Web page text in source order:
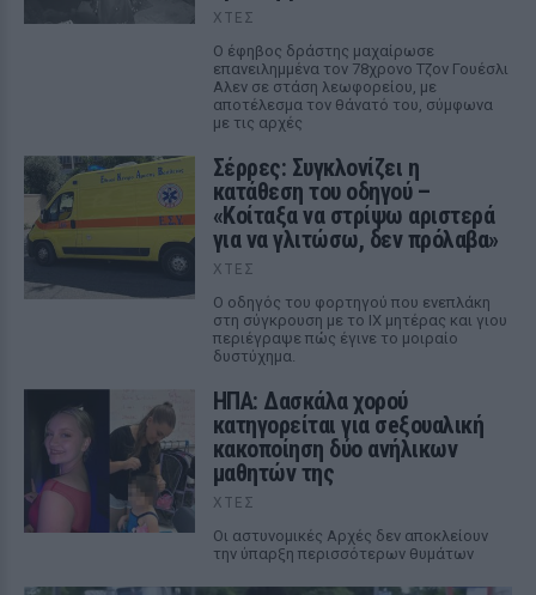
ΧΤΕΣ
Ο έφηβος δράστης μαχαίρωσε
επανειλημμένα τον 78χρονο Τζον Γουέσλι
Αλεν σε στάση λεωφορείου, με
αποτέλεσμα τον θάνατό του, σύμφωνα
με τις αρχές
Σέρρες: Συγκλονίζει η
κατάθεση του οδηγού –
«Κοίταξα να στρίψω αριστερά
για να γλιτώσω, δεν πρόλαβα»
ΧΤΕΣ
Ο οδηγός του φορτηγού που ενεπλάκη
στη σύγκρουση με το ΙΧ μητέρας και γιου
περιέγραψε πώς έγινε το μοιραίο
δυστύχημα.
ΗΠΑ: Δασκάλα χορού
κατηγορείται για σeξουαλική
κακοποίηση δύο ανήλικων
μαθητών της
ΧΤΕΣ
Οι αστυνομικές Αρχές δεν αποκλείουν
την ύπαρξη περισσότερων θυμάτων